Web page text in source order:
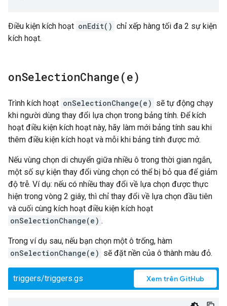
Điều kiện kích hoạt onEdit() chỉ xếp hàng tối đa 2 sự kiện
kích hoạt.
onSelectionChange(e)
Trình kích hoạt onSelectionChange(e) sẽ tự động chạy
khi người dùng thay đổi lựa chọn trong bảng tính. Để kích
hoạt điều kiện kích hoạt này, hãy làm mới bảng tính sau khi
thêm điều kiện kích hoạt và mỗi khi bảng tính được mở.
Nếu vùng chọn di chuyển giữa nhiều ô trong thời gian ngắn,
một số sự kiện thay đổi vùng chọn có thể bị bỏ qua để giảm
độ trễ. Ví dụ: nếu có nhiều thay đổi về lựa chọn được thực
hiện trong vòng 2 giây, thì chỉ thay đổi về lựa chọn đầu tiên
và cuối cùng kích hoạt điều kiện kích hoạt
onSelectionChange(e) .
Trong ví dụ sau, nếu bạn chọn một ô trống, hàm
onSelectionChange(e) sẽ đặt nền của ô thành màu đỏ.
triggers/triggers.gs Xem trên GitHub